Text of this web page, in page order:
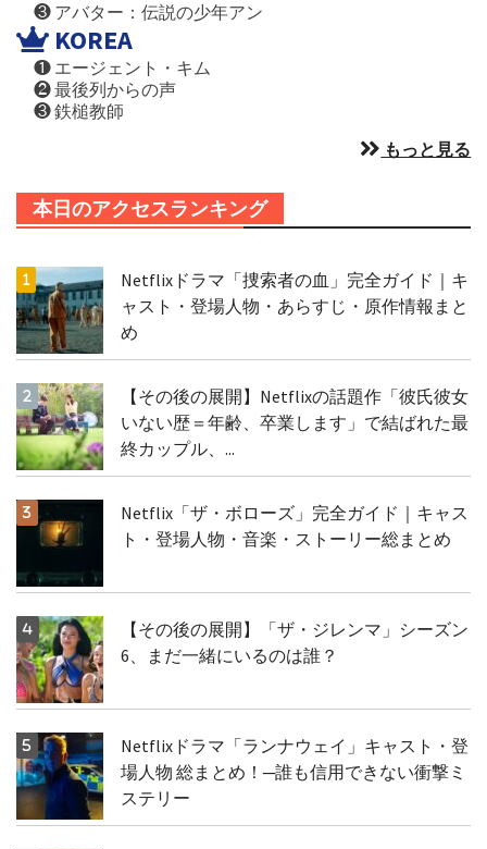
❸ アバター：伝説の少年アン
KOREA
❶ エージェント・キム
❷ 最後列からの声
❸ 鉄槌教師
もっと見る
本日のアクセスランキング
Netflixドラマ「捜索者の血」完全ガイド｜キ
ャスト・登場人物・あらすじ・原作情報まと
め
【その後の展開】Netflixの話題作「彼氏彼女
いない歴＝年齢、卒業します」で結ばれた最
終カップル、...
Netflix「ザ・ボローズ」完全ガイド｜キャス
ト・登場人物・音楽・ストーリー総まとめ
【その後の展開】「ザ・ジレンマ」シーズン
6、まだ一緒にいるのは誰？
Netflixドラマ「ランナウェイ」キャスト・登
場人物 総まとめ！─誰も信用できない衝撃ミ
ステリー